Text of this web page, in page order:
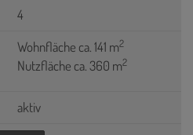
4
Wohnfläche ca. 141 m2
Nutzfläche ca. 360 m2
aktiv